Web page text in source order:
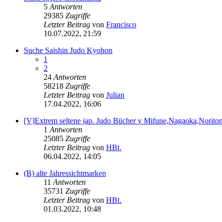
5Antworten
29385 Zugriffe
Letzter Beitrag von Francisco
10.07.2022, 21:59
Suche Saishin Judo Kyohon
1
2
24Antworten
58218 Zugriffe
Letzter Beitrag von Julian
17.04.2022, 16:06
[V]Extrem seltene jap. Judo Bücher v
1Antworten
25085 Zugriffe
Letzter Beitrag von HBt.
06.04.2022, 14:05
(B) alte Jahressichtmarken
11Antworten
35731 Zugriffe
Letzter Beitrag von HBt.
01.03.2022, 10:48